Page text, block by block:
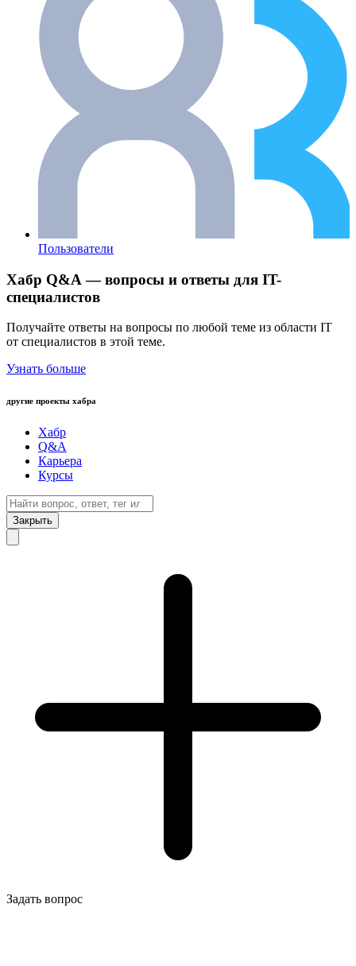
Пользователи
Хабр Q&A — вопросы и ответы для IT-
специалистов
Получайте ответы на вопросы по любой теме из области IT
от специалистов в этой теме.
Узнать больше
другие проекты хабра
Хабр
Q&A
Карьера
Курсы
Закрыть
Задать вопрос